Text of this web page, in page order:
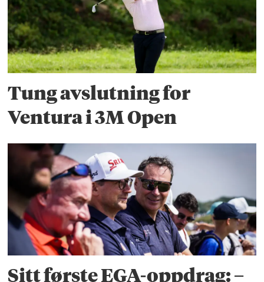
Tung avslutning for
Ventura i 3M Open
Sitt første EGA-oppdrag: –